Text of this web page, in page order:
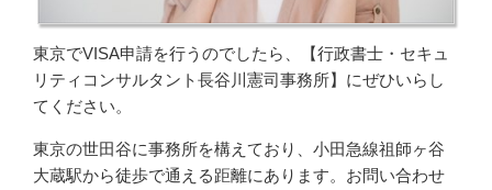
東京でVISA申請を行うのでしたら、【行政書士・セキュ
リティコンサルタント長谷川憲司事務所】にぜひいらし
てください。
東京の世田谷に事務所を構えており、小田急線祖師ヶ谷
大蔵駅から徒歩で通える距離にあります。お問い合わせ